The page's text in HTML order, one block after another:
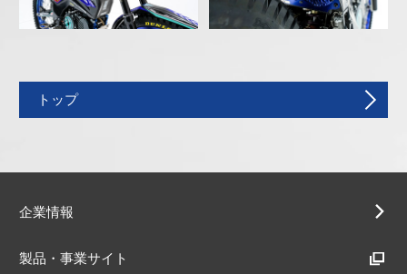
トップ
企業情報
製品・事業サイト